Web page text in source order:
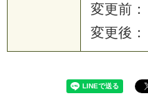
変更前 ：
変更後 ：